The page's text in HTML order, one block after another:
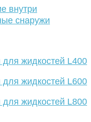
внутри
снаружи
жидкостей L400
жидкостей L600
жидкостей L800